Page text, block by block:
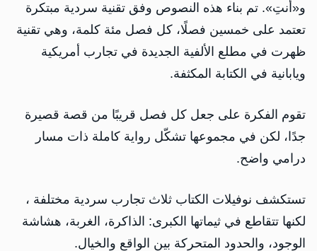
و«أنتِ». تم بناء هذه النصوص وفق تقنية سردية مبتكرة
تعتمد على خمسين فصلًا، كل فصل مئة كلمة، وهي تقنية
ظهرت في مطلع الألفية الجديدة في تجارب أمريكية
ويابانية في الكتابة المكثفة.
تقوم الفكرة على جعل كل فصل قريبًا من قصة قصيرة
جدًا، لكن في مجموعها تشكّل رواية كاملة ذات مسار
درامي واضح.
تستكشف نوفيلات الكتاب ثلاث تجارب سردية مختلفة ،
لكنها تتقاطع في ثيماتها الكبرى: الذاكرة، الغربة، هشاشة
الوجود، والحدود المتحركة بين الواقع والخيال.